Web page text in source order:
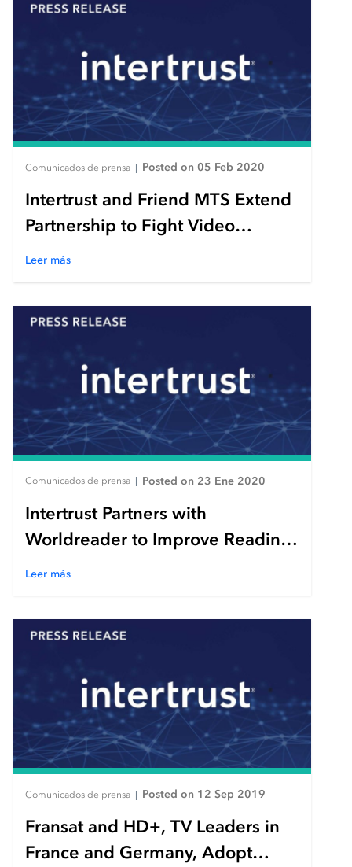
Comunicados de prensa | Posted on 05 Feb 2020
Intertrust and Friend MTS Extend
Partnership to Fight Video
Streaming Piracy
Leer más
Comunicados de prensa Posted on 23 Ene 2020
Intertrust Partners with
Worldreader to Improve Reading
Literacy and Access in Uganda
Leer más
Comunicados de prensa | Posted on 12 Sep 2019
Fransat and HD+, TV Leaders in
France and Germany, Adopt